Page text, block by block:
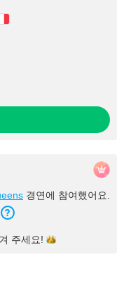
경연에 참여했어요.
주세요!